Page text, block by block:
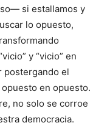
si estallamos y
lo opuesto,
y “vicio” en
postergando el
en opuesto.
no solo se corroe
democracia.